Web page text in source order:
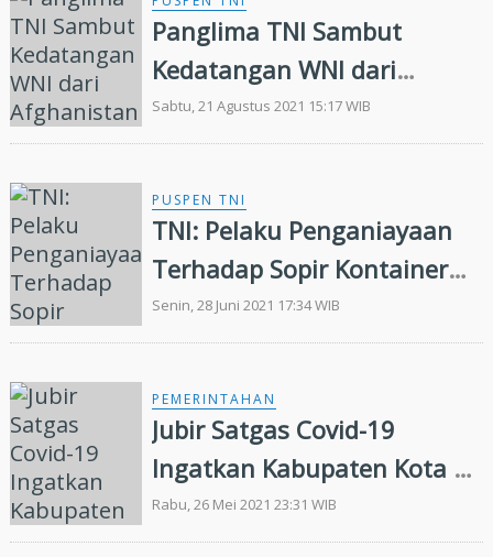
Panglima TNI Sambut
Kedatangan WNI dari
Afghanistan
Sabtu, 21 Agustus 2021 15:17 WIB
PUSPEN TNI
TNI: Pelaku Penganiayaan
Terhadap Sopir Kontainer
Ternyata Warga Sipil
Senin, 28 Juni 2021 17:34 WIB
PEMERINTAHAN
Jubir Satgas Covid-19
Ingatkan Kabupaten Kota di
Riau Serius Tangani Covid-
19
Rabu, 26 Mei 2021 23:31 WIB